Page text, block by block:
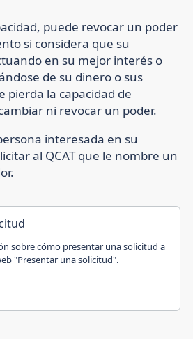
puede revocar un poder
si considera que su
en su mejor interés o
de su dinero o sus
pierda la capacidad de
ni revocar un poder.
interesada en su
al QCAT que le nombre un
sobre cómo presentar una solicitud a
"Presentar una solicitud".